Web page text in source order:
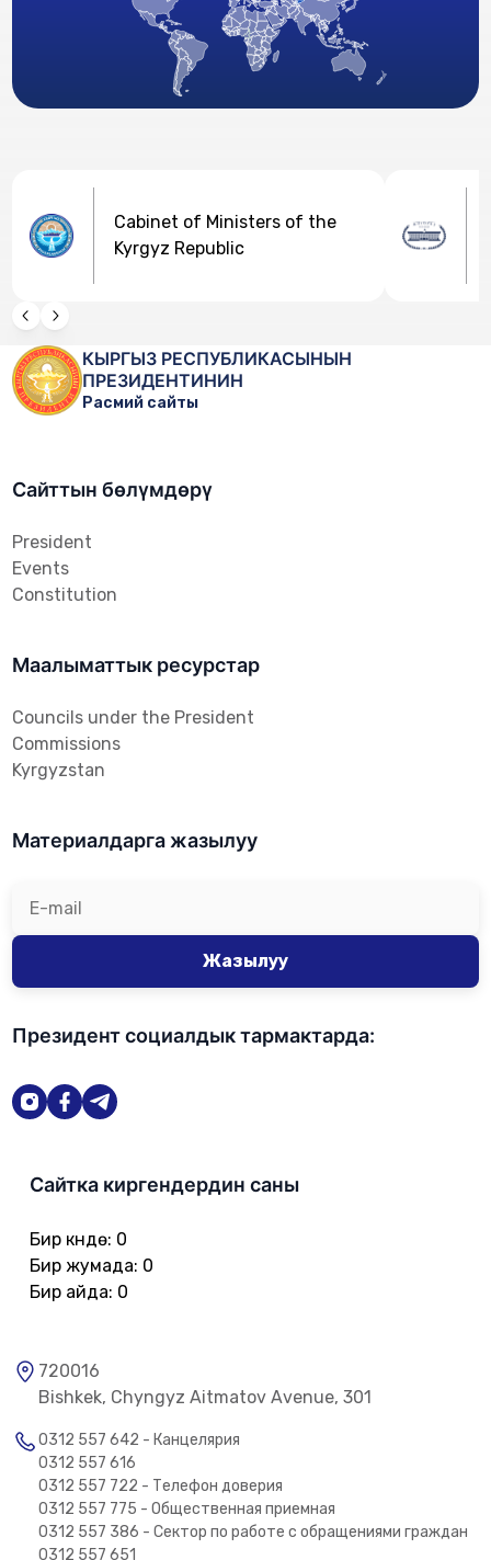
Cabinet of Ministers of the
Kyrgyz Republic
Расмий сайты
КЫРГЫЗ РЕСПУБЛИКАСЫНЫН
ПРЕЗИДЕНТИНИН
Сайттын бөлүмдөрү
President
Events
Constitution
Маалыматтык ресурстар
Councils under the President
Commissions
Kyrgyzstan
Материалдарга жазылуу
Жазылуу
Президент социалдык тармактарда:
Сайтка киргендердин саны
Бир күндө: 0
Бир жумада: 0
Бир айда: 0
720016
Bishkek, Chyngyz Aitmatov Avenue, 301
0312 557 642 - Канцелярия
0312 557 616
0312 557 722 - Телефон доверия
0312 557 775 - Общественная приемная
0312 557 386 - Сектор по работе с обращениями граждан
0312 557 651